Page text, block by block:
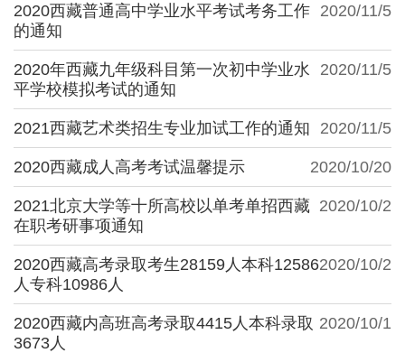
2020/11/5
2020西藏普通高中学业水平考试考务工作
的通知
2020/11/5
2020年西藏九年级科目第一次初中学业水
平学校模拟考试的通知
2020/11/5
2021西藏艺术类招生专业加试工作的通知
2020/10/20
2020西藏成人高考考试温馨提示
2020/10/2
2021北京大学等十所高校以单考单招西藏
在职考研事项通知
2020/10/2
2020西藏高考录取考生28159人本科12586
人专科10986人
2020/10/1
2020西藏内高班高考录取4415人本科录取
3673人